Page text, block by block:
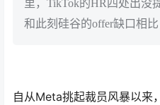
里，TikTok的HR四处出没
和此刻硅谷的offer缺口相比
自从Meta挑起裁员风暴以来